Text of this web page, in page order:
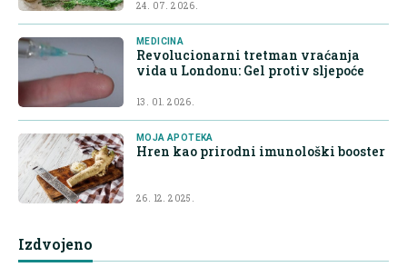
24. 07. 2026.
MEDICINA
Revolucionarni tretman vraćanja
vida u Londonu: Gel protiv sljepoće
13. 01. 2026.
MOJA APOTEKA
Hren kao prirodni imunološki booster
26. 12. 2025.
Izdvojeno